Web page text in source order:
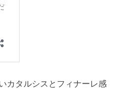
カタルシスとフィナーレ感